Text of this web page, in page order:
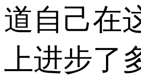
道自己在
上进步了